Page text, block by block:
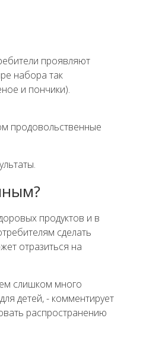
проявляют
набора так
и пончики).
продовольственные
продуктов и в
сделать
отразиться на
слишком много
детей, - комментирует
распространению